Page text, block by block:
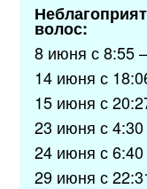
волос:
8 июня с 8:55
14 июня с
15 июня с
23 июня с
24 июня с
29 июня с